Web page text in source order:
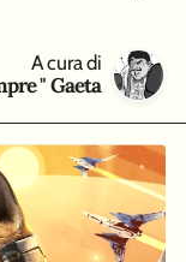
A cura di
" Gaeta